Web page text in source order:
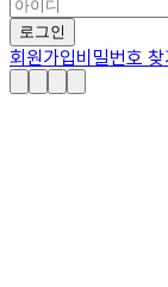
로그인
회원가입비밀번호 찾